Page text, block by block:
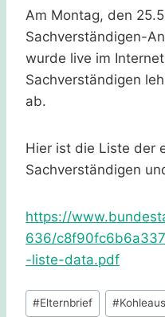
Am Montag, den
Sachverständigen-
wurde live im
Sachverständigen
ab.
Hier ist die Liste der
Sachverständigen
https://
636/
-liste-data.pdf
Schlagworte:
#Elternbrief #